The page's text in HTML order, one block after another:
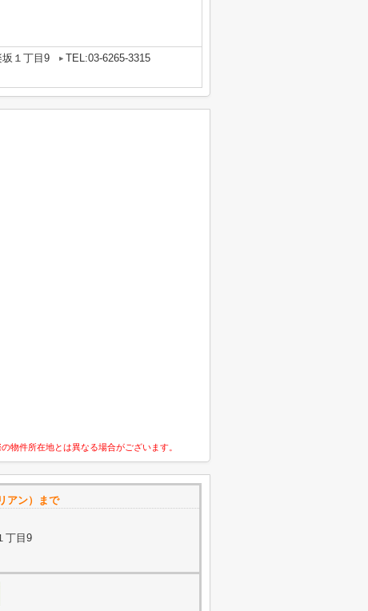
１丁目9
TEL:03-6265-3315
物件所在地とは異なる場合がございます。
アン）まで
丁目9